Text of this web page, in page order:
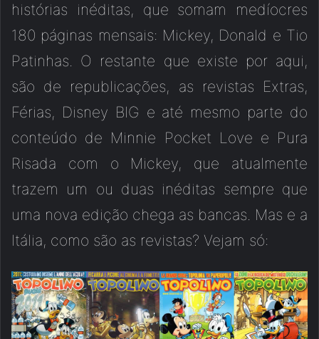
histórias inéditas, que somam medíocres
180 páginas mensais: Mickey, Donald e Tio
Patinhas. O restante que existe por aqui,
são de republicações, as revistas Extras,
Férias, Disney BIG e até mesmo parte do
conteúdo de Minnie Pocket Love e Pura
Risada com o Mickey, que atualmente
trazem um ou duas inéditas sempre que
uma nova edição chega as bancas. Mas e a
Itália, como são as revistas? Vejam só: